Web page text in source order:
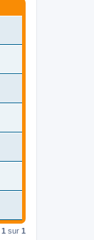
1 sur 1